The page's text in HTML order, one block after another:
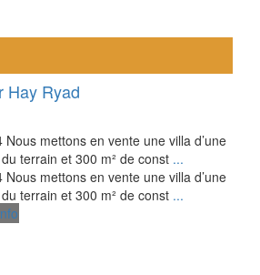
Hay Ryad
Nous mettons en vente une villa d’une
terrain et 300 m² de const ...
Nous mettons en vente une villa d’une
terrain et 300 m² de const ...